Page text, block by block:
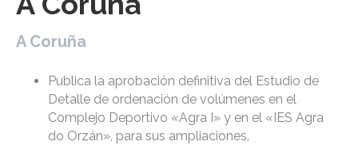
A Coruña
Publica la aprobación definitiva del Estudio de
Detalle de ordenación de volúmenes en el
Complejo Deportivo «Agra I» y en el «IES Agra
do Orzán», para sus ampliaciones.